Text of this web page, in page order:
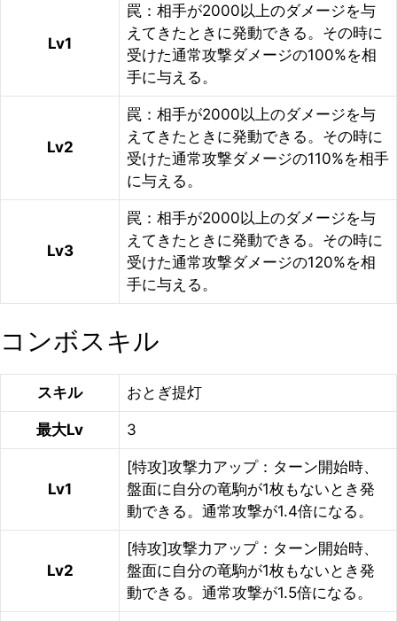
Lv1
罠：相手が2000以上のダメージを与
えてきたときに発動できる。その時に
受けた通常攻撃ダメージの100%を相
手に与える。
Lv2
罠：相手が2000以上のダメージを与
えてきたときに発動できる。その時に
受けた通常攻撃ダメージの110%を相手
に与える。
Lv3
罠：相手が2000以上のダメージを与
えてきたときに発動できる。その時に
受けた通常攻撃ダメージの120%を相
手に与える。
コンボスキル
スキル おとぎ提灯
最大Lv 3
Lv1
[特攻]攻撃力アップ：ターン開始時、
盤面に自分の竜駒が1枚もないとき発
動できる。通常攻撃が1.4倍になる。
Lv2
[特攻]攻撃力アップ：ターン開始時、
盤面に自分の竜駒が1枚もないとき発
動できる。通常攻撃が1.5倍になる。